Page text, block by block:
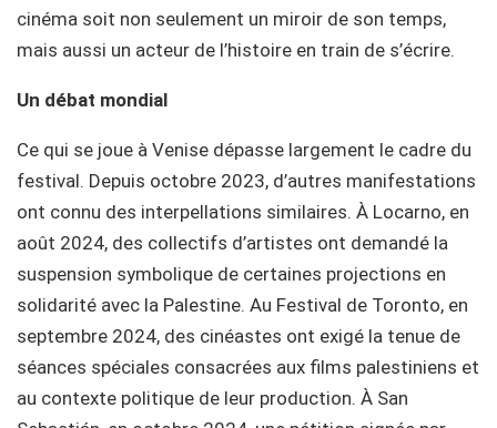
cinéma soit non seulement un miroir de son temps,
mais aussi un acteur de l’histoire en train de s’écrire.
Un débat mondial
Ce qui se joue à Venise dépasse largement le cadre du
festival. Depuis octobre 2023, d’autres manifestations
ont connu des interpellations similaires. À Locarno, en
août 2024, des collectifs d’artistes ont demandé la
suspension symbolique de certaines projections en
solidarité avec la Palestine. Au Festival de Toronto, en
septembre 2024, des cinéastes ont exigé la tenue de
séances spéciales consacrées aux films palestiniens et
au contexte politique de leur production. À San